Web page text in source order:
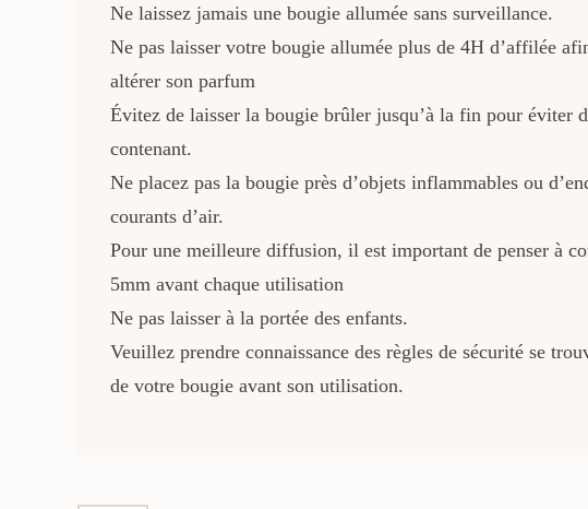
Ne laissez jamais une bougie allumée sans surveillance.
Ne pas laisser votre bougie allumée plus de 4H d’affilée
altérer son parfum
Évitez de laisser la bougie brûler jusqu’à la fin pour éviter
contenant.
Ne placez pas la bougie près d’objets inflammables ou
courants d’air.
Pour une meilleure diffusion, il est important de penser à
5mm avant chaque utilisation
Ne pas laisser à la portée des enfants.
Veuillez prendre connaissance des règles de sécurité se
de votre bougie avant son utilisation.